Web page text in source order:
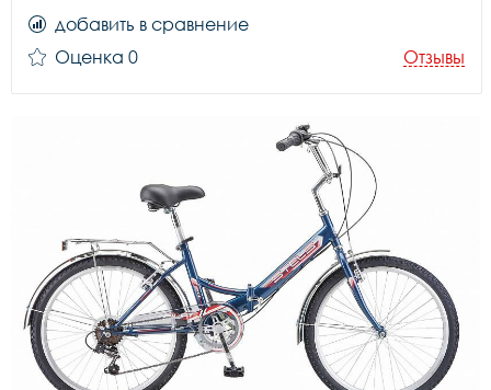
добавить в сравнение
Оценка 0
Отзывы